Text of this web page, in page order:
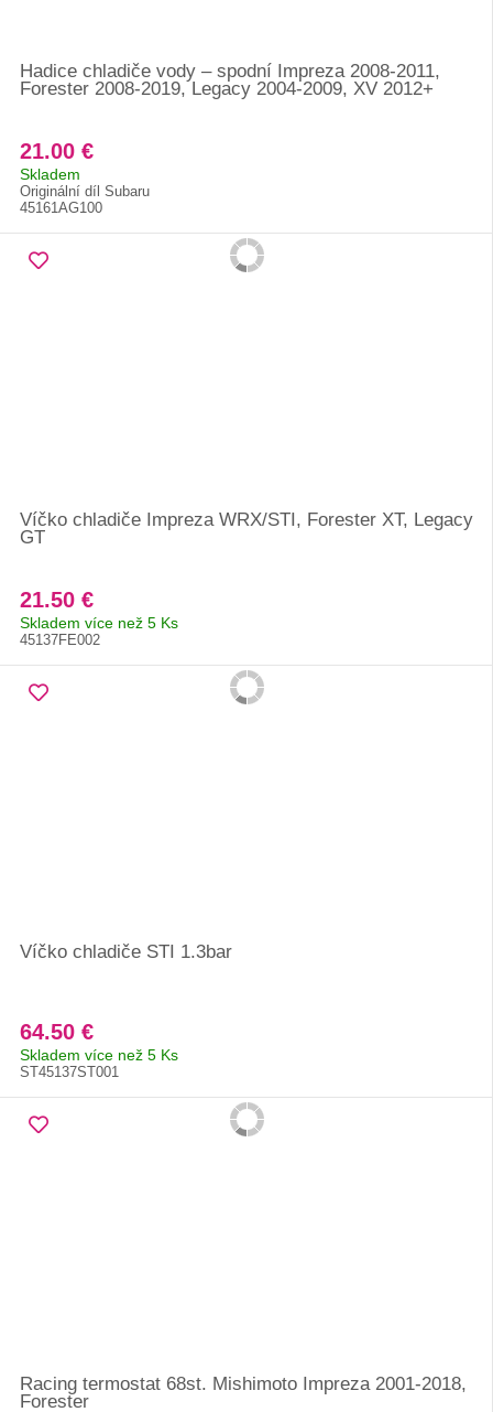
Hadice chladiče vody – spodní Impreza 2008-2011,
Forester 2008-2019, Legacy 2004-2009, XV 2012+
21.00 €
Skladem
Originální díl Subaru
45161AG100
Víčko chladiče Impreza WRX/STI, Forester XT, Legacy
GT
21.50 €
Skladem více než 5 Ks
45137FE002
Víčko chladiče STI 1.3bar
64.50 €
Skladem více než 5 Ks
ST45137ST001
Racing termostat 68st. Mishimoto Impreza 2001-2018,
Forester